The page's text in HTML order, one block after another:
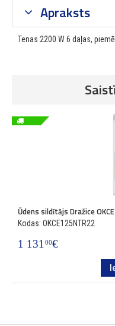
Apraksts
Tenas 2200 W 6 daļas,
Ūdens sildītājs Dražice
Kodas: OKCE125NTR22
1 13100€